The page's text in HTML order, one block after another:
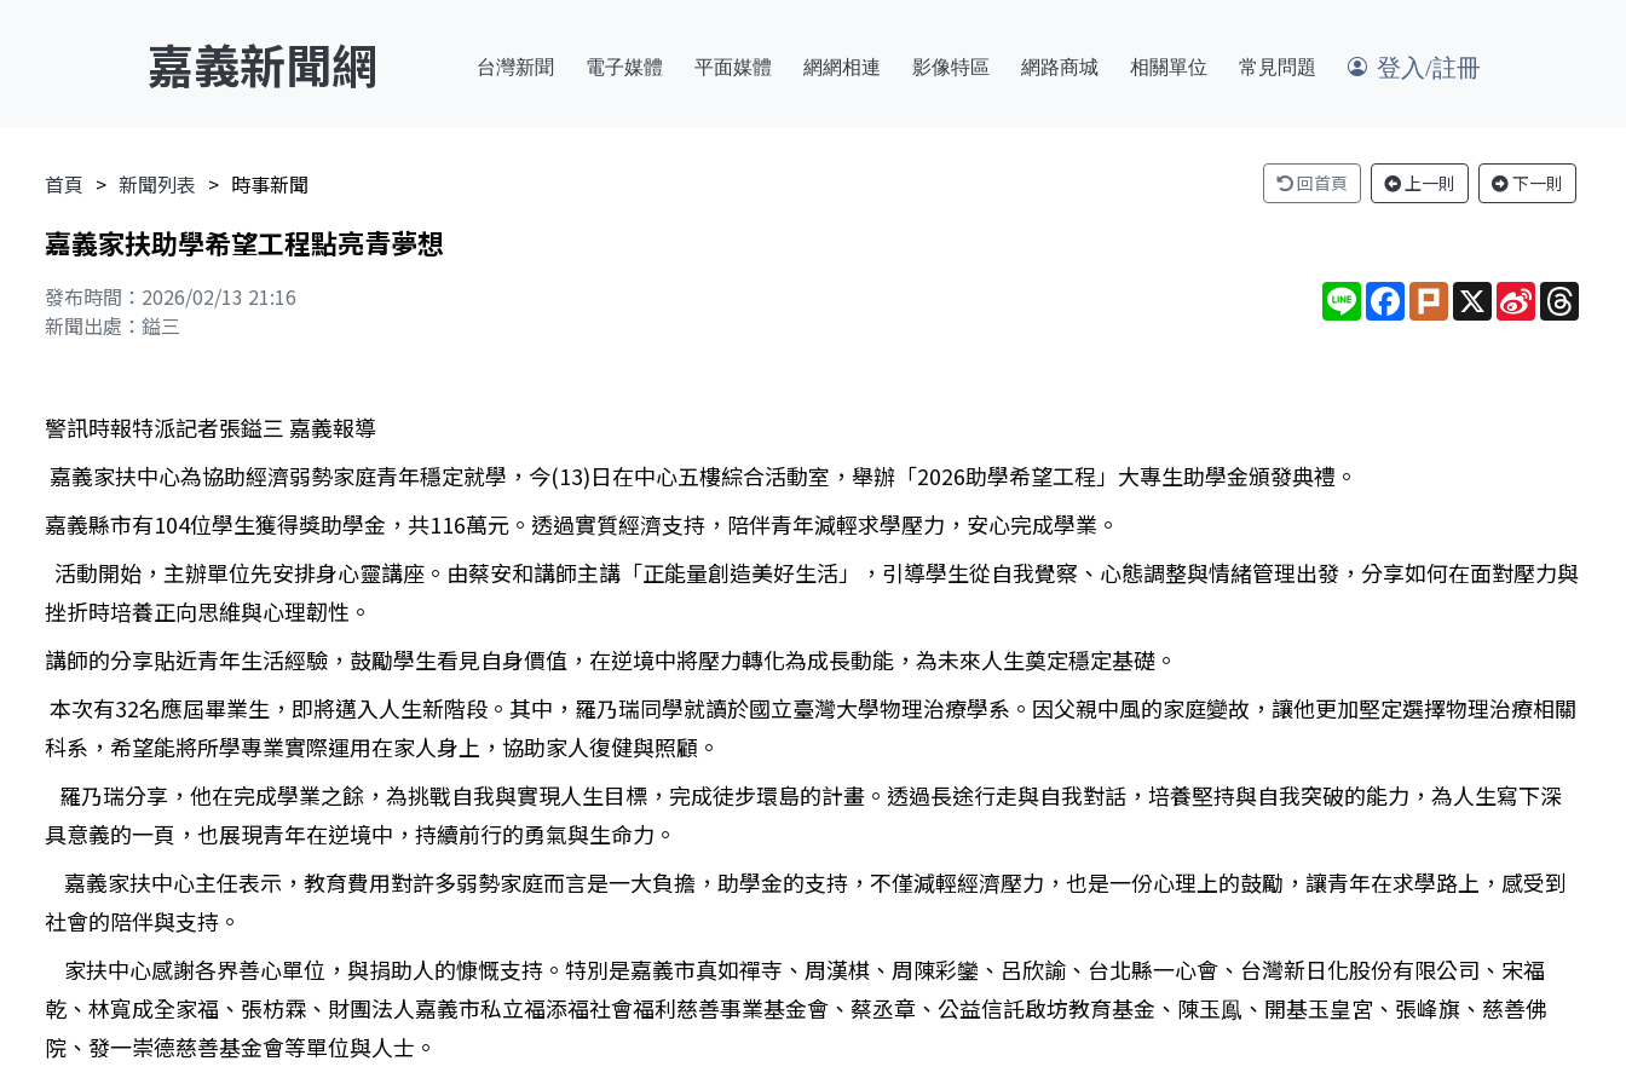
嘉義新聞網 台灣新聞 電子媒體 平面媒體 網網相連 影像特區 網路商城 相關單位 常見問題 登入/註冊
首頁 新聞列表 時事新聞 回首頁 上一則 下一則
嘉義家扶助學希望工程點亮青夢想
發布時間：2026/02/13 21:16
新聞出處：鎰三
Line Facebook
PlurkX Sina
Weibo
警訊時報特派記者張鎰三 嘉義報導
嘉義家扶中心為協助經濟弱勢家庭青年穩定就學，今(13)日在中心五樓綜合活動室，舉辦「2026助學希望工程」大專生助學金頒發典禮。
嘉義縣市有104位學生獲得獎助學金，共116萬元。透過實質經濟支持，陪伴青年減輕求學壓力，安心完成學業。
活動開始，主辦單位先安排身心靈講座。由蔡安和講師主講「正能量創造美好生活」，引導學生從自我覺察、心態調整與情緒管理出發，分享如何在面對壓力與
挫折時培養正向思維與心理韌性。
講師的分享貼近青年生活經驗，鼓勵學生看見自身價值，在逆境中將壓力轉化為成長動能，為未來人生奠定穩定基礎。
本次有32名應屆畢業生，即將邁入人生新階段。其中，羅乃瑞同學就讀於國立臺灣大學物理治療學系。因父親中風的家庭變故，讓他更加堅定選擇物理治療相關
科系，希望能將所學專業實際運用在家人身上，協助家人復健與照顧。
羅乃瑞分享，他在完成學業之餘，為挑戰自我與實現人生目標，完成徒步環島的計畫。透過長途行走與自我對話，培養堅持與自我突破的能力，為人生寫下深
具意義的一頁，也展現青年在逆境中，持續前行的勇氣與生命力。
嘉義家扶中心主任表示，教育費用對許多弱勢家庭而言是一大負擔，助學金的支持，不僅減輕經濟壓力，也是一份心理上的鼓勵，讓青年在求學路上，感受到
社會的陪伴與支持。
家扶中心感謝各界善心單位，與捐助人的慷慨支持。特別是嘉義市真如禪寺、周漢棋、周陳彩鑾、呂欣諭、台北縣一心會、台灣新日化股份有限公司、宋福
乾、林寬成全家福、張枋霖、財團法人嘉義市私立福添福社會福利慈善事業基金會、蔡丞章、公益信託啟坊教育基金、陳玉鳯、開基玉皇宮、張峰旗、慈善佛
院、發一崇德慈善基金會等單位與人士。